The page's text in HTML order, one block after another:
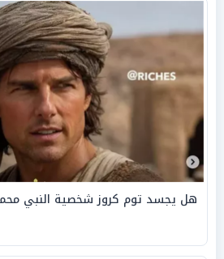
هل يجسد توم كروز شخصية النبي